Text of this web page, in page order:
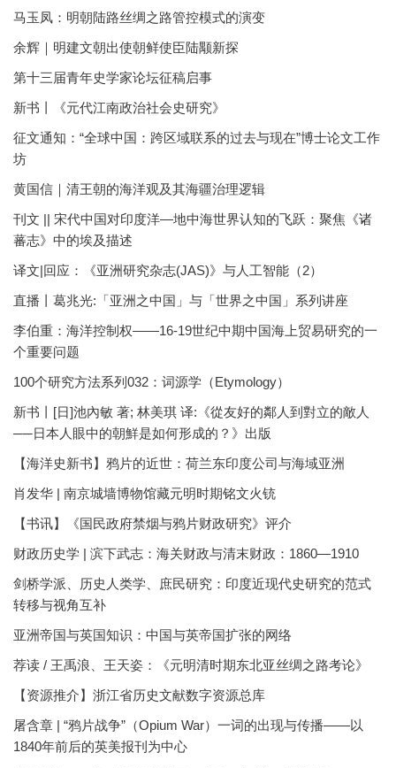
马玉凤：明朝陆路丝绸之路管控模式的演变
余辉｜明建文朝出使朝鲜使臣陆颙新探
第十三届青年史学家论坛征稿启事
新书丨《元代江南政治社会史研究》
征文通知：“全球中国：跨区域联系的过去与现在”博士论文工作
坊
黄国信｜清王朝的海洋观及其海疆治理逻辑
刊文 || 宋代中国对印度洋—地中海世界认知的飞跃：聚焦《诸
蕃志》中的埃及描述
译文|回应：《亚洲研究杂志(JAS)》与人工智能（2）
直播丨葛兆光:「亚洲之中国」与「世界之中国」系列讲座
李伯重：海洋控制权——16-19世纪中期中国海上贸易研究的一
个重要问题
100个研究方法系列032：词源学（Etymology）
新书丨[日]池內敏 著; 林美琪 译:《從友好的鄰人到對立的敵人
──日本人眼中的朝鮮是如何形成的？》出版
【海洋史新书】鸦片的近世：荷兰东印度公司与海域亚洲
肖发华 | 南京城墙博物馆藏元明时期铭文火铳
【书讯】《国民政府禁烟与鸦片财政研究》评介
财政历史学 | 滨下武志：海关财政与清末财政：1860—1910
剑桥学派、历史人类学、庶民研究：印度近现代史研究的范式
转移与视角互补
亚洲帝国与英国知识：中国与英帝国扩张的网络
荐读 / 王禹浪、王天姿：《元明清时期东北亚丝绸之路考论》
【资源推介】浙江省历史文献数字资源总库
屠含章 | “鸦片战争”（Opium War）一词的出现与传播——以
1840年前后的英美报刊为中心